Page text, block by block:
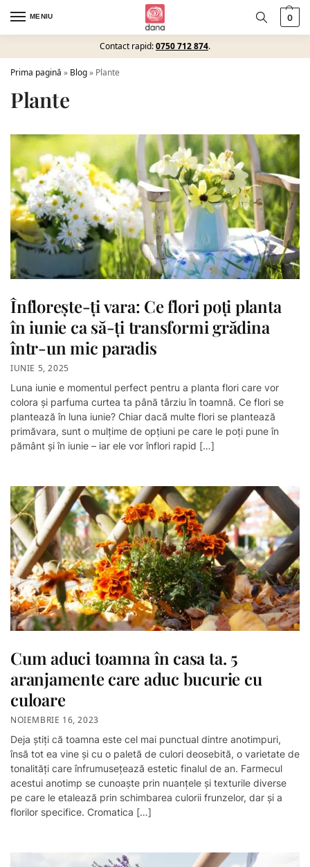
MENIU 0
Contact rapid:0750 712 874.
Prima pagină » Blog» Plante
Plante
Înflorește-ți vara: Ce flori poți planta
în iunie ca să-ți transformi grădina
într-un mic paradis
IUNIE 5, 2025
Luna iunie e momentul perfect pentru a planta flori care vor
colora și parfuma curtea ta până târziu în toamnă. Ce flori se
plantează în luna iunie? Chiar dacă multe flori se plantează
primăvara, sunt o mulțime de opțiuni pe care le poți pune în
pământ și în iunie – iar ele vor înflori rapid […]
Cum aduci toamna în casa ta. 5
aranjamente care aduc bucurie cu
culoare
NOIEMBRIE 16, 2023
Deja știți că toamna este cel mai punctual dintre anotimpuri,
însă tot ea vine și cu o paletă de culori deosebită, o varietate de
tonalități care înfrumusețează estetic finalul de an. Farmecul
acestui anotimp se cunoaște prin nuanțele și texturile diverse
pe care le etalează prin schimbarea culorii frunzelor, dar și a
florilor specifice. Cromatica […]